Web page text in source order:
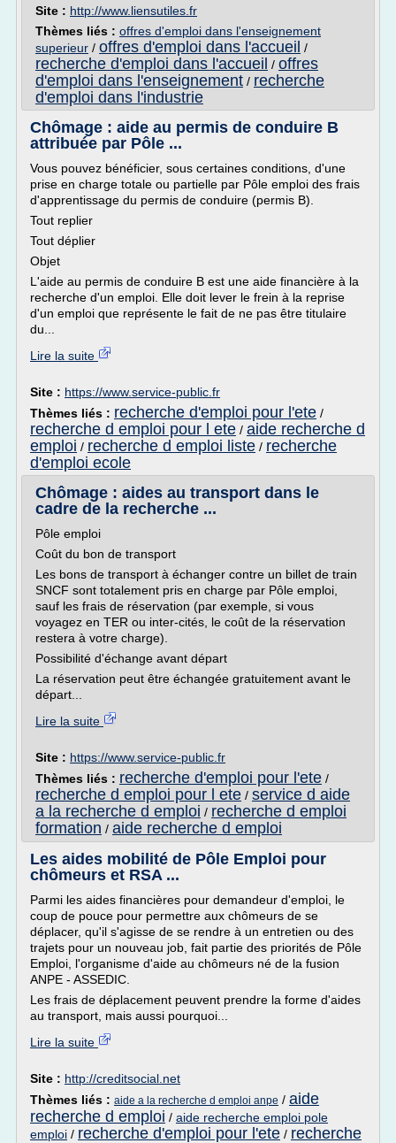
Site : http://www.liensutiles.fr
Thèmes liés : offres d'emploi dans l'enseignement
superieur / offres d'emploi dans l'accueil /
recherche d'emploi dans l'accueil / offres
d'emploi dans l'enseignement / recherche
d'emploi dans l'industrie
Chômage : aide au permis de conduire B
attribuée par Pôle ...
Vous pouvez bénéficier, sous certaines conditions, d'une
prise en charge totale ou partielle par Pôle emploi des frais
d'apprentissage du permis de conduire (permis B).
Tout replier
Tout déplier
Objet
L'aide au permis de conduire B est une aide financière à la
recherche d'un emploi. Elle doit lever le frein à la reprise
d'un emploi que représente le fait de ne pas être titulaire
du...
Lire la suite
Site : https://www.service-public.fr
Thèmes liés : recherche d'emploi pour l'ete /
recherche d emploi pour l ete / aide recherche d
emploi / recherche d emploi liste / recherche
d'emploi ecole
Chômage : aides au transport dans le
cadre de la recherche ...
Pôle emploi
Coût du bon de transport
Les bons de transport à échanger contre un billet de train
SNCF sont totalement pris en charge par Pôle emploi,
sauf les frais de réservation (par exemple, si vous
voyagez en TER ou inter-cités, le coût de la réservation
restera à votre charge).
Possibilité d'échange avant départ
La réservation peut être échangée gratuitement avant le
départ...
Lire la suite
Site : https://www.service-public.fr
Thèmes liés : recherche d'emploi pour l'ete /
recherche d emploi pour l ete / service d aide
a la recherche d emploi / recherche d emploi
formation / aide recherche d emploi
Les aides mobilité de Pôle Emploi pour
chômeurs et RSA ...
Parmi les aides financières pour demandeur d'emploi, le
coup de pouce pour permettre aux chômeurs de se
déplacer, qu'il s'agisse de se rendre à un entretien ou des
trajets pour un nouveau job, fait partie des priorités de Pôle
Emploi, l'organisme d'aide au chômeurs né de la fusion
ANPE - ASSEDIC.
Les frais de déplacement peuvent prendre la forme d'aides
au transport, mais aussi pourquoi...
Lire la suite
Site : http://creditsocial.net
Thèmes liés : aide a la recherche d emploi anpe / aide
recherche d emploi / aide recherche emploi pole
emploi / recherche d'emploi pour l'ete / recherche